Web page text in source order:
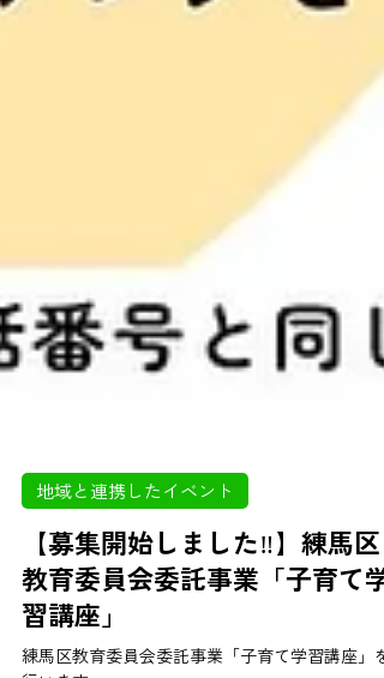
地域と連携したイベント
【募集開始しました‼️】練馬区